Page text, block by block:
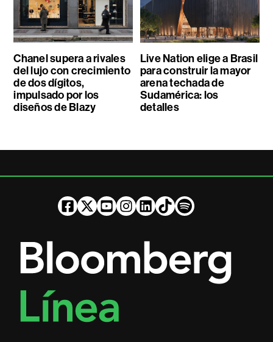
Chanel supera a rivales
del lujo con crecimiento
de dos dígitos,
impulsado por los
diseños de Blazy
Live Nation elige a Brasil
para construir la mayor
arena techada de
Sudamérica: los
detalles